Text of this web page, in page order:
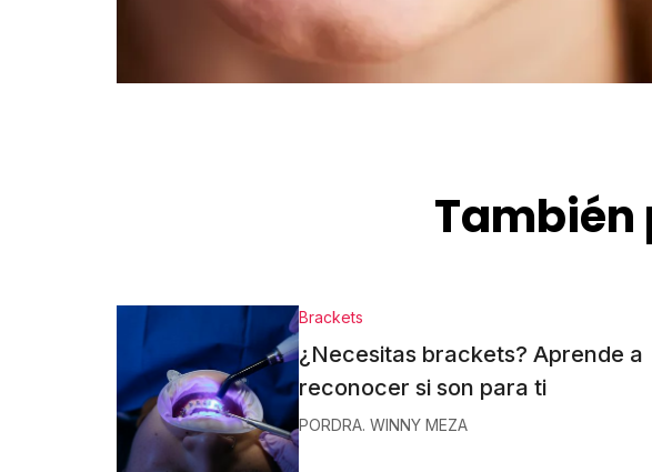
Brackets
¿Necesitas brackets? Aprende a
reconocer si son para ti
PORDRA. WINNY MEZA